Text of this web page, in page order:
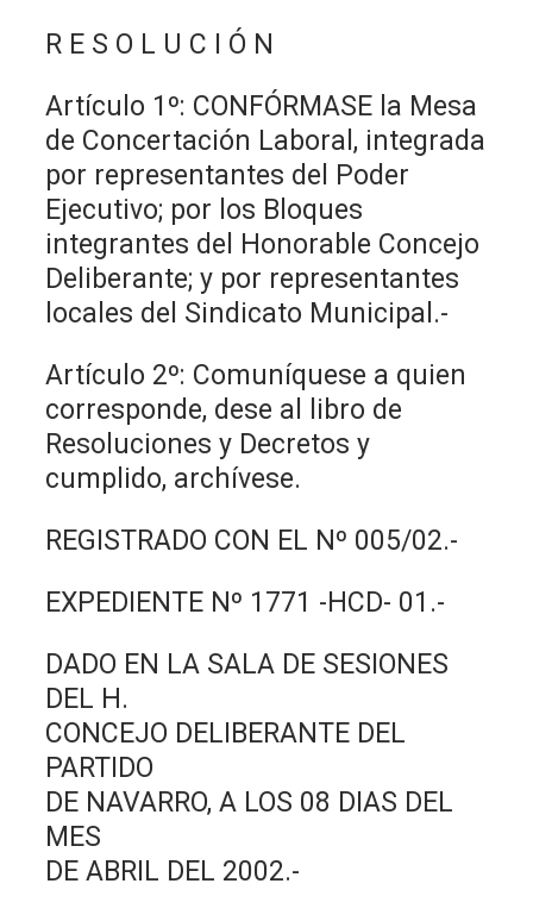
R E S O L U C I Ó N
Artículo 1º: CONFÓRMASE la Mesa
de Concertación Laboral, integrada
por representantes del Poder
Ejecutivo; por los Bloques
integrantes del Honorable Concejo
Deliberante; y por representantes
locales del Sindicato Municipal.-
Artículo 2º: Comuníquese a quien
corresponde, dese al libro de
Resoluciones y Decretos y
cumplido, archívese.
REGISTRADO CON EL Nº 005/02.-
EXPEDIENTE Nº 1771 -HCD- 01.-
DADO EN LA SALA DE SESIONES
DEL H.
CONCEJO DELIBERANTE DEL
PARTIDO
DE NAVARRO, A LOS 08 DIAS DEL
MES
DE ABRIL DEL 2002.-